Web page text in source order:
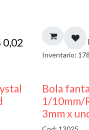
0,02
Inventario:
Bola
1/10mm/
3mm x